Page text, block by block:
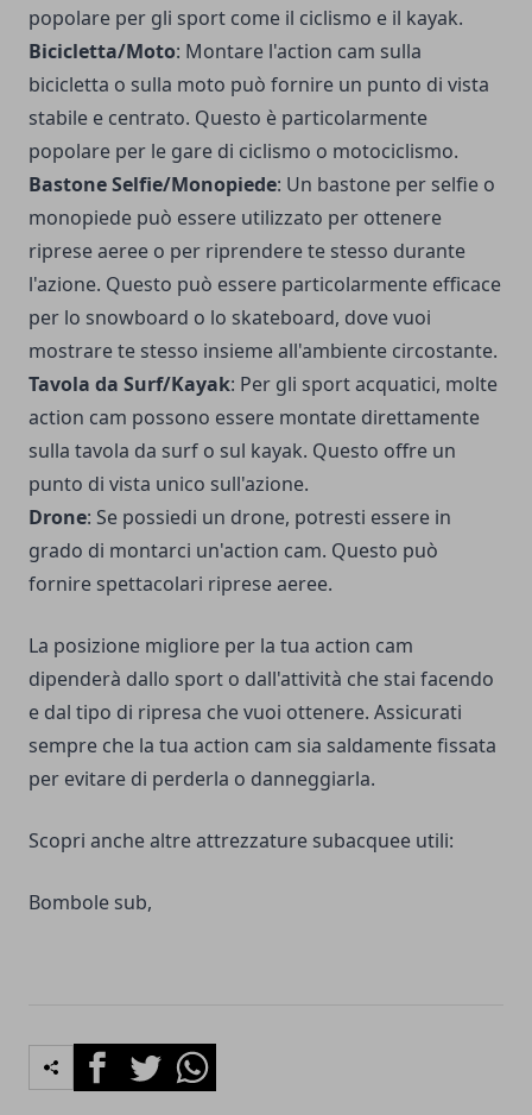
popolare per gli sport come il ciclismo e il kayak.
Bicicletta/Moto: Montare l'action cam sulla
bicicletta o sulla moto può fornire un punto di vista
stabile e centrato. Questo è particolarmente
popolare per le gare di ciclismo o motociclismo.
Bastone Selfie/Monopiede: Un bastone per selfie o
monopiede può essere utilizzato per ottenere
riprese aeree o per riprendere te stesso durante
l'azione. Questo può essere particolarmente efficace
per lo snowboard o lo skateboard, dove vuoi
mostrare te stesso insieme all'ambiente circostante.
Tavola da Surf/Kayak: Per gli sport acquatici, molte
action cam possono essere montate direttamente
sulla tavola da surf o sul kayak. Questo offre un
punto di vista unico sull'azione.
Drone: Se possiedi un drone, potresti essere in
grado di montarci un'action cam. Questo può
fornire spettacolari riprese aeree.
La posizione migliore per la tua action cam
dipenderà dallo sport o dall'attività che stai facendo
e dal tipo di ripresa che vuoi ottenere. Assicurati
sempre che la tua action cam sia saldamente fissata
per evitare di perderla o danneggiarla.
Scopri anche altreattrezzature subacquee utili:
Bombole sub,
FacebookTwitterWhatsapp